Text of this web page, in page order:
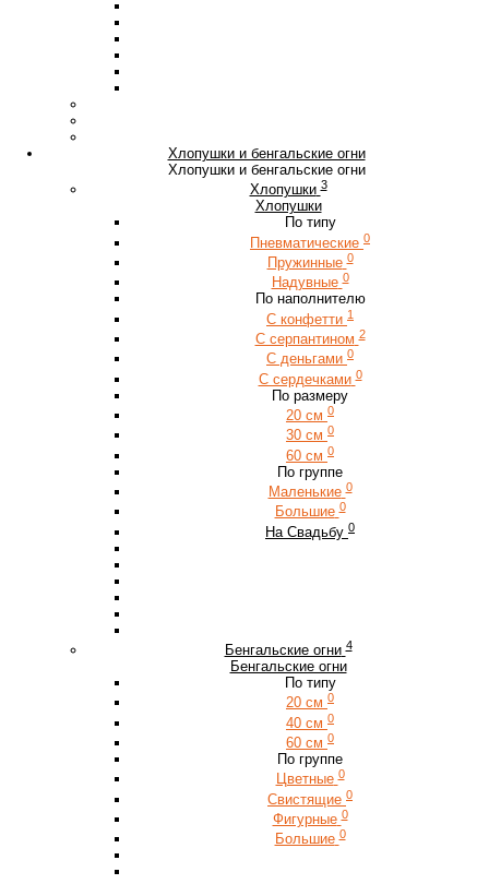
Хлопушки и бенгальские огни
Хлопушки и бенгальские огни
Хлопушки 3
Хлопушки
По типу
Пневматические 0
Пружинные 0
Надувные 0
По наполнителю
С конфетти 1
С серпантином 2
С деньгами 0
С сердечками 0
По размеру
20 см 0
30 см 0
60 см 0
По группе
Маленькие 0
Большие 0
На Свадьбу 0
Бенгальские огни 4
Бенгальские огни
По типу
20 см 0
40 см 0
60 см 0
По группе
Цветные 0
Свистящие 0
Фигурные 0
Большие 0